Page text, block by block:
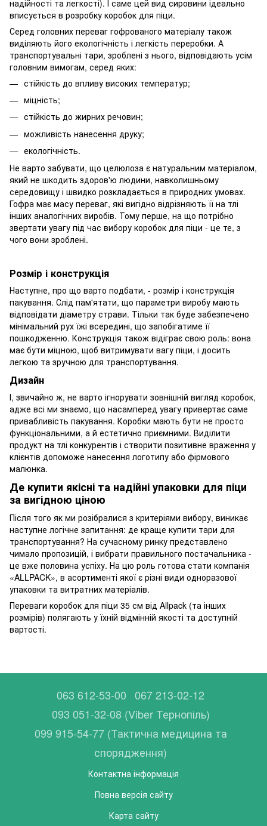
надійності та легкості). І саме цей вид сировини ідеально
вписується в розробку коробок для піци.
Серед головних переваг гофрованого матеріалу також
виділяють його екологічність і легкість переробки. А
транспортувальні тари, зроблені з нього, відповідають усім
головним вимогам, серед яких:
стійкість до впливу високих температур;
міцність;
стійкість до жирних речовин;
можливість нанесення друку;
екологічність.
Не варто забувати, що целюлоза є натуральним матеріалом,
який не шкодить здоров'ю людини, навколишньому
середовищу і швидко розкладається в природних умовах.
Гофра має масу переваг, які вигідно відрізняють її на тлі
інших аналогічних виробів. Тому перше, на що потрібно
звертати увагу під час вибору коробок для піци - це те, з
чого вони зроблені.
Розмір і конструкція
Наступне, про що варто подбати, - розмір і конструкція
пакування. Слід пам'ятати, що параметри виробу мають
відповідати діаметру страви. Тільки так буде забезпечено
мінімальний рух їжі всередині, що запобігатиме її
пошкодженню. Конструкція також відіграє свою роль: вона
має бути міцною, щоб витримувати вагу піци, і досить
легкою та зручною для транспортування.
Дизайн
І, звичайно ж, не варто ігнорувати зовнішній вигляд коробок,
адже всі ми знаємо, що насамперед увагу привертає саме
привабливість пакування. Коробки мають бути не просто
функціональними, а й естетично приємними. Виділити
продукт на тлі конкурентів і створити позитивне враження у
клієнтів допоможе нанесення логотипу або фірмового
малюнка.
Де купити якісні та надійні упаковки для піци
за вигідною ціною
Після того як ми розібралися з критеріями вибору, виникає
наступне логічне запитання: де краще купити тари для
транспортування? На сучасному ринку представлено
чимало пропозицій, і вибрати правильного постачальника -
це вже половина успіху. На цю роль готова стати компанія
«ALLPACK», в асортименті якої є різні види одноразової
упаковки та витратних матеріалів.
Переваги коробок для піци 35 см від Allpack (та інших
розмірів) полягають у їхній відмінній якості та доступній
вартості.
063 612-53-00 067 213-02-12
093 051-32-08 (Viber Тернопіль)
099 915-54-77 (Тактична медицина та
спорядження)
Контактна інформація
Повна версія сайту
Карта сайту